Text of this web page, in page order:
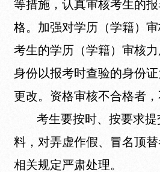
等措施，认真审核考生的
格。加强对学历（学籍）
考生的学历（学籍）审核
身份以报考时查验的身份
更改。资格审核不合格者，
考生要按时、按要求
料，对弄虚作假、冒名顶
相关规定严肃处理。